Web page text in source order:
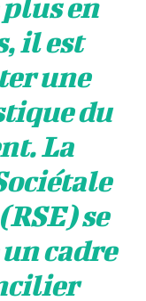
il est
une
du
La
se
cadre